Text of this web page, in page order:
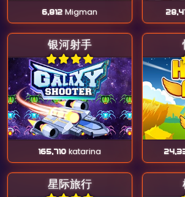
6,812 Migman
银河射手
165,710 katarina
星际旅行